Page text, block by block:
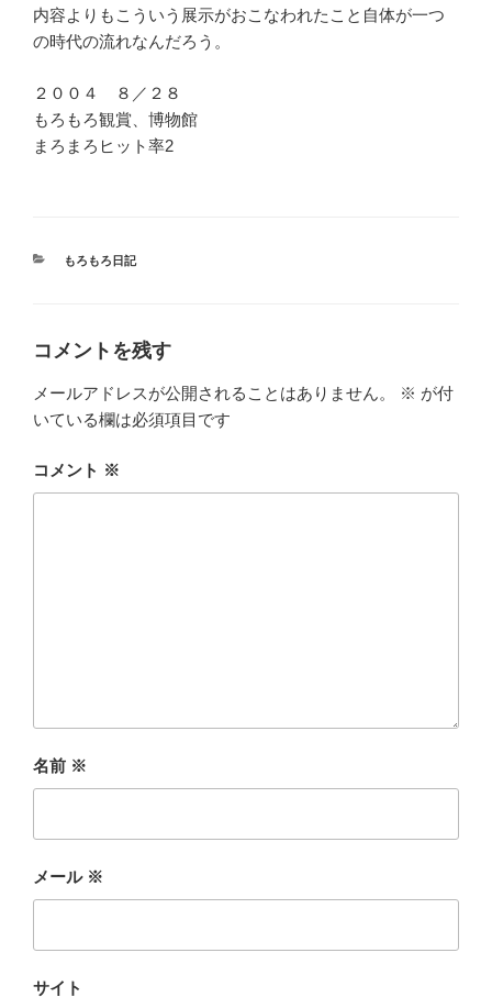
内容よりもこういう展示がおこなわれたこと自体が一つ
の時代の流れなんだろう。
２００４ ８／２８
もろもろ観賞、博物館
まろまろヒット率2
カ
もろもろ日記
コメントを残す
メールアドレスが公開されることはありません。 ※ が付
いている欄は必須項目です
コメント ※
名前 ※
メール ※
サイト